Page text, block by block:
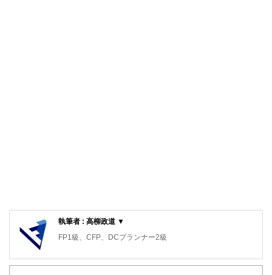
執筆者 : 高柳政道 ▼
FP1級、CFP、DCプランナー2級